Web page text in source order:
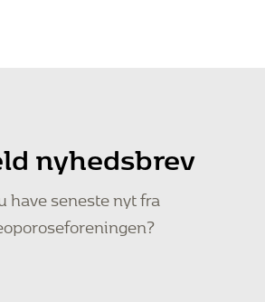
nyhedsbrev
have seneste nyt fra